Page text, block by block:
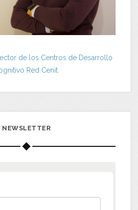
de los Centros de Desarrollo
Red Cenit.
NEWSLETTER